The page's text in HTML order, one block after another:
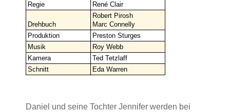
Regie
René Clair
Drehbuch
Robert Pirosh
Marc Connelly
Produktion
Preston Sturges
Musik
Roy Webb
Kamera
Ted Tetzlaff
Schnitt
Eda Warren
Daniel und seine Tochter Jennifer werden bei